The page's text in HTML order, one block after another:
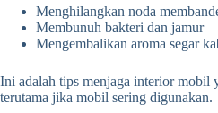
Menghilangkan noda
Membunuh bakteri dan jamur
Mengembalikan aroma segar
Ini adalah tips menjaga interior mobil
terutama jika mobil sering digunakan.